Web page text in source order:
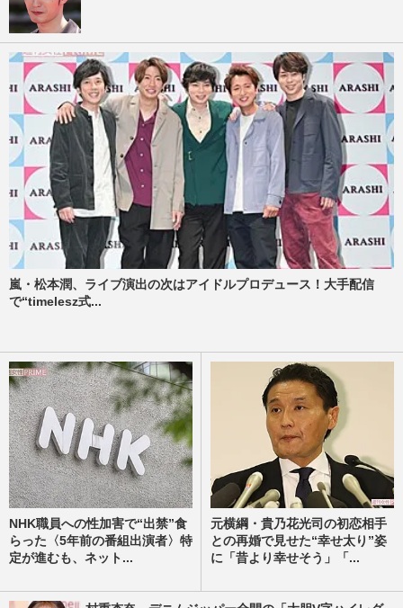
嵐・松本潤、ライブ演出の次はアイドルプロデュース！大手配信
で“timelesz式...
NHK職員への性加害で“出禁”食
らった〈5年前の番組出演者〉特
定が進むも、ネット...
元横綱・貴乃花光司の初恋相手
との再婚で見せた“幸せ太り”姿
に「昔より幸せそう」「...